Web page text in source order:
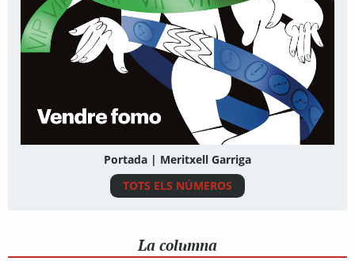
Portada | Meritxell Garriga
TOTS ELS NÚMEROS
La columna